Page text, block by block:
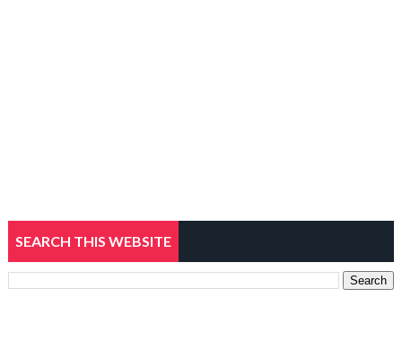
SEARCH THIS WEBSITE